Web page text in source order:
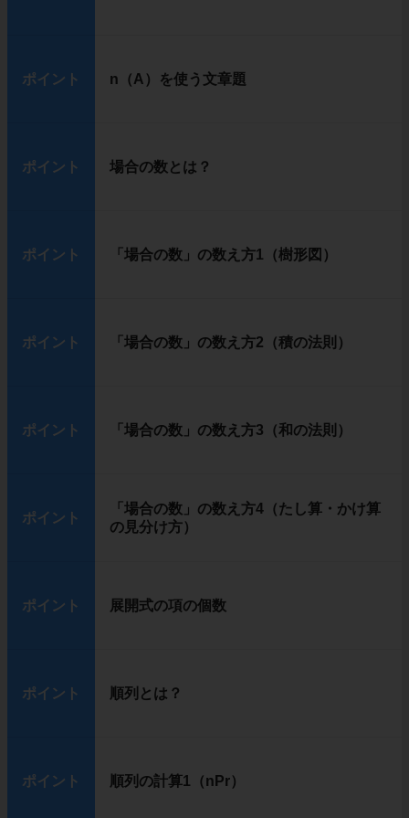
ポイント n（A）を使う文章題
ポイント 場合の数とは？
ポイント 「場合の数」の数え方1（樹形図）
ポイント 「場合の数」の数え方2（積の法則）
ポイント 「場合の数」の数え方3（和の法則）
ポイント
「場合の数」の数え方4（たし算・かけ算
の見分け方）
ポイント 展開式の項の個数
ポイント 順列とは？
ポイント 順列の計算1（nPr）